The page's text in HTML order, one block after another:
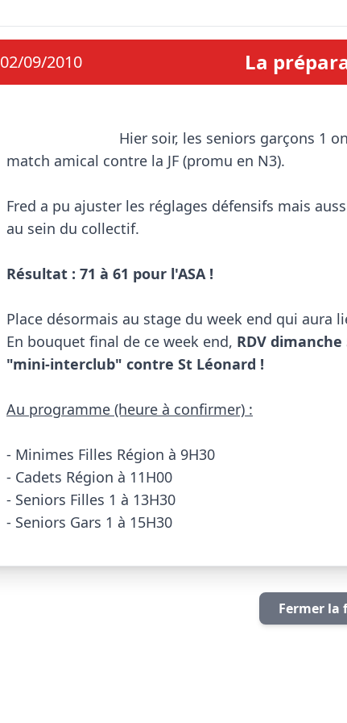
02/09/2010 La
match amical contre la JF (promu en N3).
Fred a pu ajuster les réglages défensifs mais
au sein du collectif.
Résultat : 71 à 61 pour l'ASA !
Place désormais au stage du week end qui aura
En bouquet final de ce week end, RDV
"mini-interclub" contre St Léonard !
Au programme (heure à confirmer) :
- Minimes Filles Région à 9H30
- Cadets Région à 11H00
- Seniors Filles 1 à 13H30
- Seniors Gars 1 à 15H30
Fermer la